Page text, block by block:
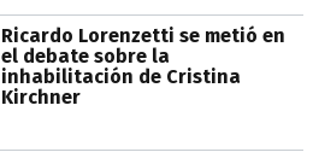
Ricardo Lorenzetti se metió en
el debate sobre la
inhabilitación de Cristina
Kirchner